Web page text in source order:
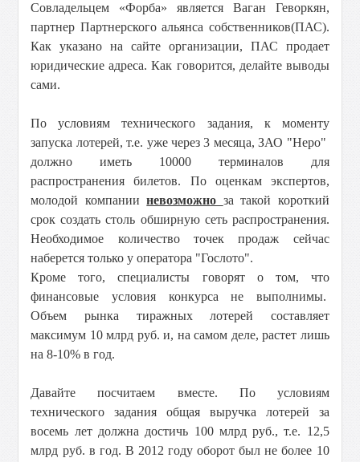
Совладельцем «Форба» является Ваган Геворкян,
партнер Партнерского альянса собственников(ПАС).
Как указано на сайте организации, ПАС продает
юридические адреса. Как говорится, делайте выводы
сами.
По условиям технического задания, к моменту
запуска лотерей, т.е. уже через 3 месяца, ЗАО "Неро"
должно иметь 10000 терминалов для
распространения билетов. По оценкам экспертов,
молодой компанииневозможно за такой короткий
срок создать столь обширную сеть распространения.
Необходимое количество точек продаж сейчас
наберется только у оператора "Гослото".
Кроме того, специалисты говорят о том, что
финансовые условия конкурса не выполнимы.
Объем рынка тиражных лотерей составляет
максимум 10 млрд руб. и, на самом деле, растет лишь
на 8-10% в год.
Давайте посчитаем вместе. По условиям
технического задания общая выручка лотерей за
восемь лет должна достичь 100 млрд руб., т.е. 12,5
млрд руб. в год. В 2012 году оборот был не более 10